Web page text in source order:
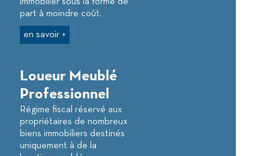
immobilier sous la forme de
part à moindre coût.
en savoir +
Loueur Meublé
Professionnel
Régime fiscal réservé aux
propriétaires de nombreux
biens immobiliers destinés
uniquement à de la